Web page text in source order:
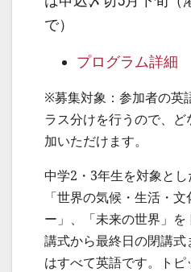
で）
プログラム詳細
※募集対象：参加者の英
ラス分けを行うので、
加いただけます。
中学2・3年生を対象とし
「世界の気候・生活・
ー」、「未来の世界」
講式から最終日の閉講
はすべて英語です。トピ